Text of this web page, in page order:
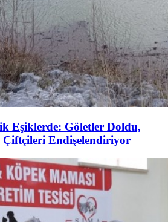
Eşiklerde: Göletler Doldu,
Endişelendiriyor